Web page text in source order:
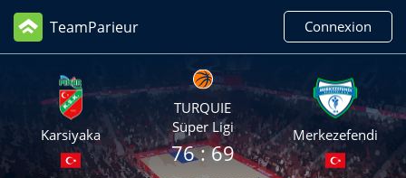
TeamParieur Connexion
Karsiyaka
TURQUIE
Süper Ligi
76: 69
Merkezefendi